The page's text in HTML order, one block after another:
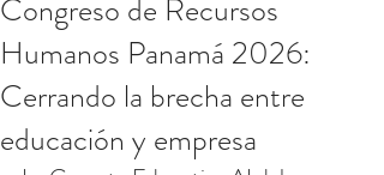
Congreso de Recursos
Humanos Panamá 2026:
Cerrando la brecha entre
educación y empresa